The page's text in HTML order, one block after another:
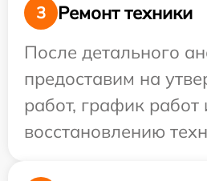
3
Ремонт техники
После детального
предоставим на
работ, график работ
восстановлению